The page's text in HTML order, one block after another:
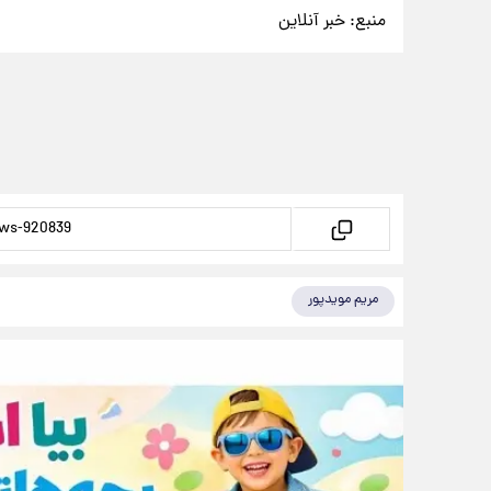
منبع: خبر آنلاین
مریم مویدپور